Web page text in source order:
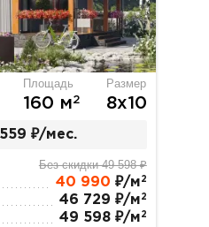
Площадь
160 м2
Размер
8х10
₽/мес.
Без скидки 49 598 ₽
40 990 ₽/м 2
46 729 ₽/м 2
49 598 ₽/м 2